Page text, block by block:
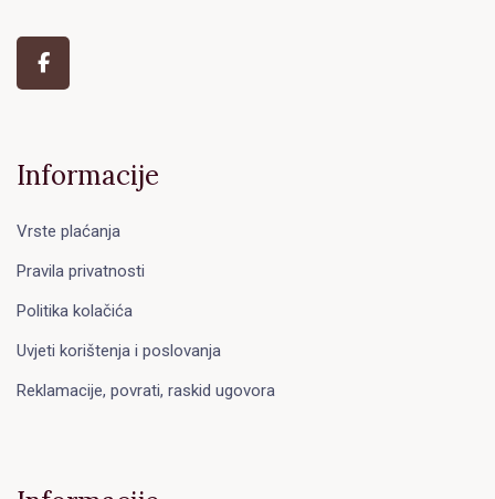
Informacije
Vrste plaćanja
Pravila privatnosti
Politika kolačića
Uvjeti korištenja i poslovanja
Reklamacije, povrati, raskid ugovora